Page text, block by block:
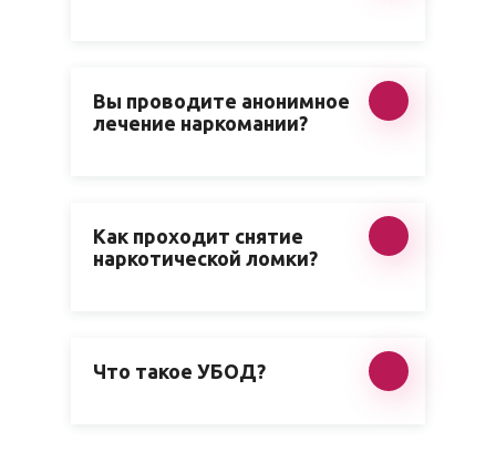
Вы проводите анонимное
лечение наркомании?
Как проходит снятие
наркотической ломки?
Что такое УБОД?